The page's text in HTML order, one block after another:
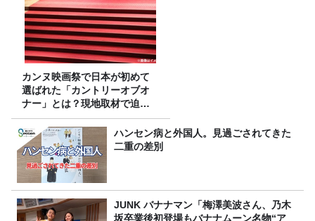
カンヌ映画祭で日本が初めて
選ばれた「カントリーオブオ
ナー」とは？現地取材で迫る
選出の意味
ハンセン病と外国人。見過ごされてきた
二重の差別
JUNK バナナマン「梅澤美波さん、乃木
坂卒業後初登場もバナナムーン名物“ア